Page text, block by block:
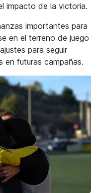
impacto de la victoria.
importantes para
en el terreno de juego
para seguir
en futuras campañas.